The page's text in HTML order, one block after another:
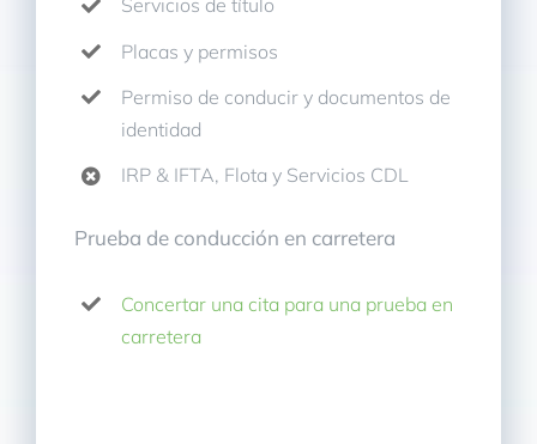
Servicios de título
Placas y permisos
Permiso de conducir y documentos de
identidad
IRP & IFTA, Flota y Servicios CDL
Prueba de conducción en carretera
Concertar una cita para una prueba en
carretera